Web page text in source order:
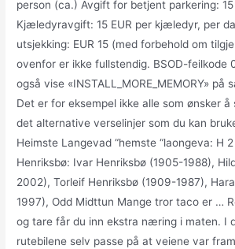
person (ca.) Avgift for betjent parkering: 15
Kjæledyravgift: 15 EUR per kjæledyr, per
utsjekking: EUR 15 (med forbehold om
ovenfor er ikke fullstendig. BSOD-feilkode
også vise «INSTALL_MORE_MEMORY» på
Det er for eksempel ikke alle som ønsker å
det alternative verselinjer som du kan
Heimste Langevad “hemste “laongeva: H 2
Henriksbø: Ivar Henriksbø (1905-1988),
2002), Torleif Henriksbø (1909-1987),
1997), Odd Midttun Mange tror taco er …
og tare får du inn ekstra næring i maten. I
rutebilene selv passe på at veiene var